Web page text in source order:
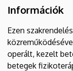
Információk
Ezen
operált, kezelt
betegek